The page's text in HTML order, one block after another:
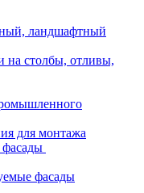
ландшафтный
на столбы, отливы,
для монтажа
фасады